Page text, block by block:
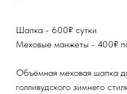
Шапка - 600₽ сутки
Меховые манжеты - 400₽
Объёмная меховая шапка
голливудского зимнего